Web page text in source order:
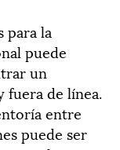
para la
puede
un
fuera de línea.
entre
puede ser